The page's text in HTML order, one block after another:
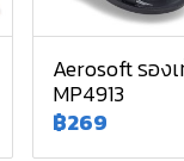
Aerosoft รอง
MP4913
฿269